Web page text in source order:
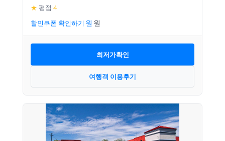
★ 평점 4
할인쿠폰 확인하기
최저가확인
여행객 이용후기